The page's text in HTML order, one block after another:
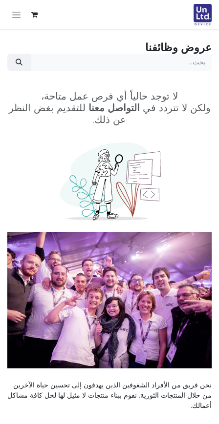
تخطي للذهاب إلى المحتوى
عروض وظائفنا
لا توجد حالياً أي فرص عمل متاحة،
ولكن لا تتردد في التواصل معنا للتقديم بغض النظر
عن ذلك.
نحن فريق من الأفراد الشغوفين الذين يهدفون إلى تحسين حياة الآخرين
من خلال المنتجات الثورية. نقوم ببناء منتجات لا مثيل لها لحل كافة مشاكل
أعمالك.